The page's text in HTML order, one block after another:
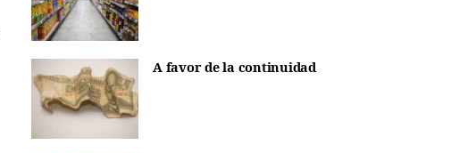
A favor de la continuidad